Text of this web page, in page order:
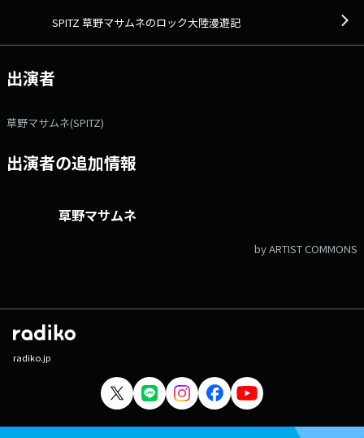
SPITZ 草野マサムネのロック大陸漫遊記
出演者
草野マサムネ(SPITZ)
出演者の追加情報
草野マサムネ
by ARTIST COMMONS
radiko.jp